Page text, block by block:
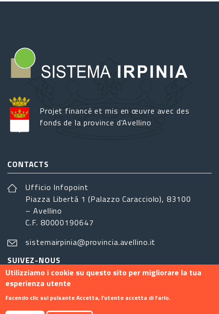
Projet financé et mis en œuvre avec des
fonds de la province d'Avellino
CONTACTS
Ufficio Infopoint
Piazza Libertá 1 (Palazzo Caracciolo), 83100
– Avellino
C.F. 80000190647
sistemairpinia@provincia.avellino.it
SUIVEZ-NOUS
Utilizziamo i cookie su questo sito per migliorare la tua
esperienza utente
Facendo clic sul pulsante Accetta, l'utente accetta di farlo.